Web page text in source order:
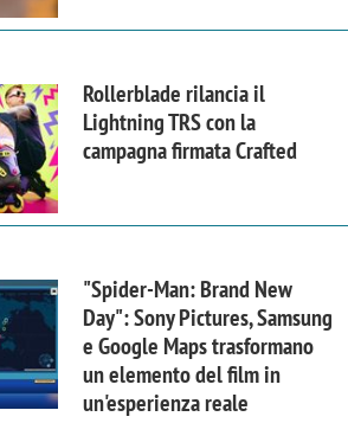
Rollerblade rilancia il
Lightning TRS con la
campagna firmata Crafted
"Spider-Man: Brand New
Day": Sony Pictures, Samsung
e Google Maps trasformano
un elemento del film in
un'esperienza reale